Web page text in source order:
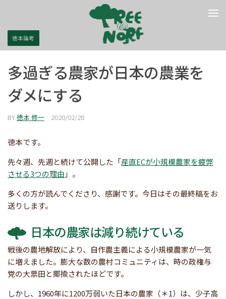
コンテンツへスキップ
徳本論考
多過ぎる農家が日本の農業を
ダメにする
BY徳本 修一 · 2020/02/28
徳本です。
先々週、先週と続けて公開した「産直ECが小規模農家を疲弊
させる3つの理由 」。
多くの方が読んでくださり、感謝です。今日はその最終稿をお
送りします。
日本の農家は減り続けている
戦後の農地解放により、自作農主義による小規模農家が一気
に増えました。膨大な数の農村コミュニティは、時の政権与
党の大票田と揶揄されたほどです。
しかし、1960年に1200万弱いた日本の農家（＊1）は、少子高